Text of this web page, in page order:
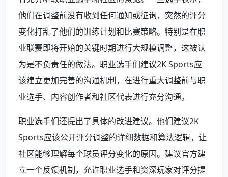
他们在调整前没有收到任何通知或征询，突然的评分
变化打乱了他们的训练计划和比赛策略。特别是在职
业联赛即将开始的关键时期进行大规模调整，这被认
为是不负责任的做法。职业选手们建议2K Sports应
该建立更加完善的沟通机制，在进行重大调整前与职
业选手、内容创作者和社区代表进行充分沟通。
职业选手们还提出了具体的改进建议。他们建议2K
Sports应该公开评分调整的详细数据和算法逻辑，让
社区能够理解每个球员评分变化的原因。建议官方建
立一个反馈机制，允许职业选手和资深玩家对评分提